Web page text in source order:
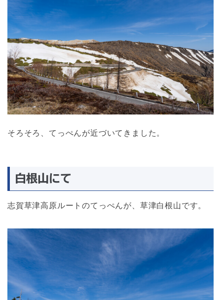
そろそろ、てっぺんが近づいてきました。
白根山にて
志賀草津高原ルートのてっぺんが、草津白根山です。